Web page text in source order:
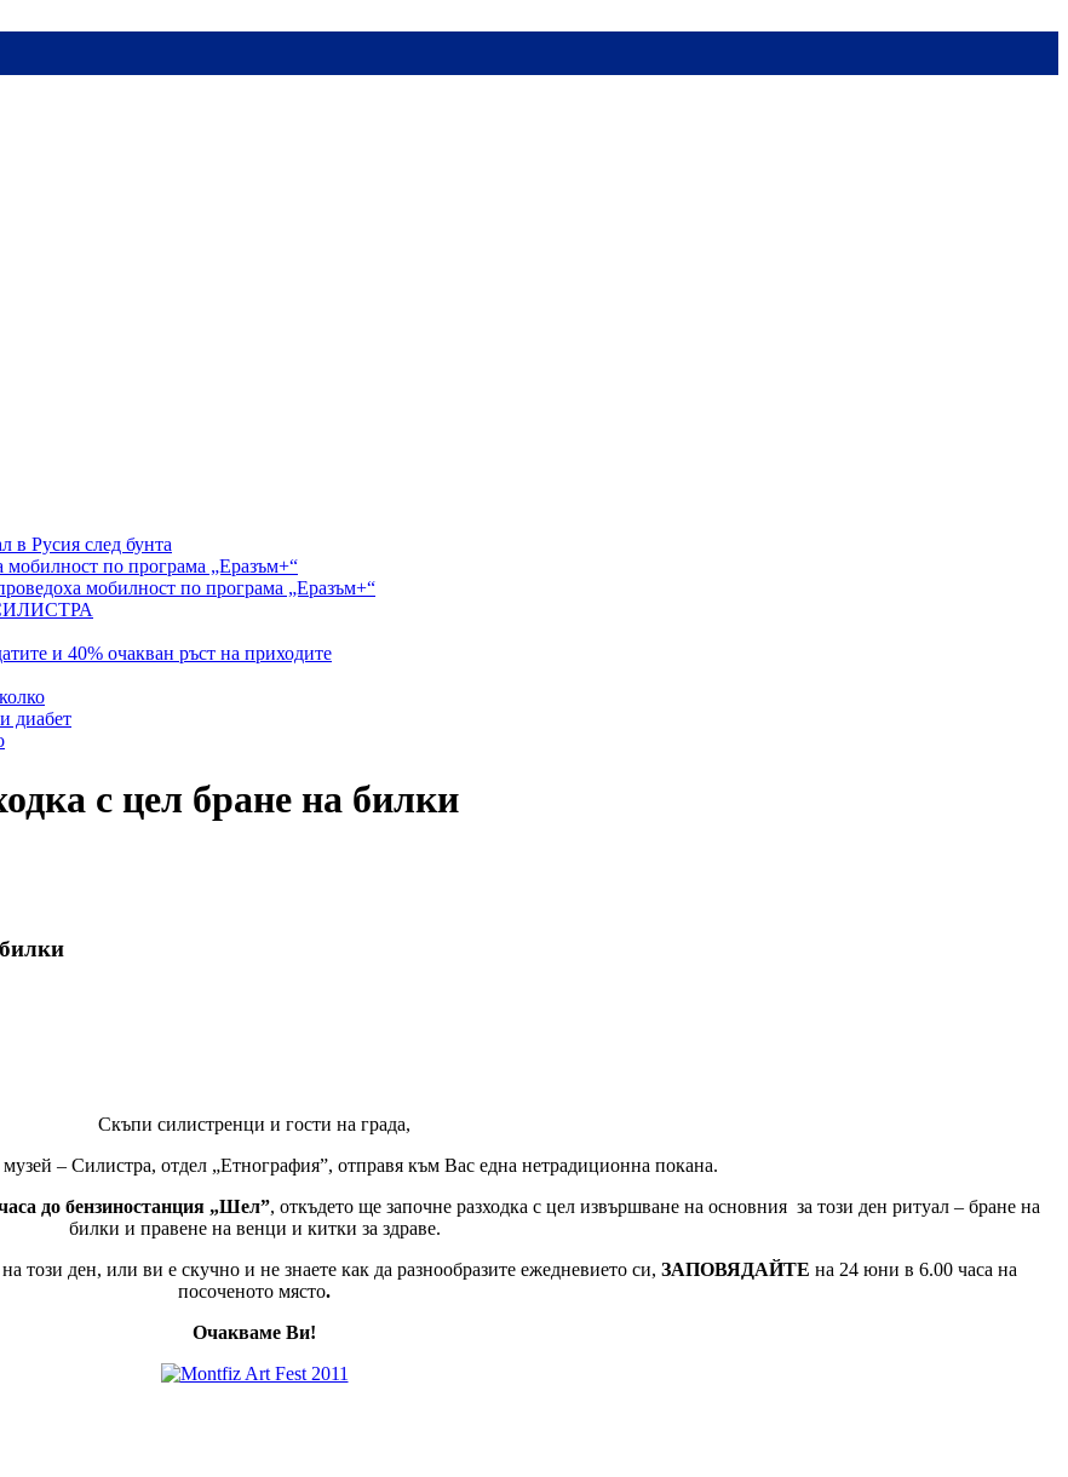
в Русия след бунта
по програма „Еразъм+“
мобилност по програма „Еразъм+“
и 40% очакван ръст на приходите
диабет
с цел бране на билки
Скъпи силистренци и гости на града,
– Силистра, отдел „Етнография”, отправя към Вас една нетрадиционна покана.
до бензиностанция „Шел”, откъдето ще започне разходка с цел извършване на основния за този ден ритуал – бране на
билки и правене на венци и китки за здраве.
този ден, или ви е скучно и не знаетe как да разнообразите ежедневието си, ЗАПОВЯДАЙТЕ на 24 юни в 6.00 часа на
посоченото място.
Очакваме Ви!